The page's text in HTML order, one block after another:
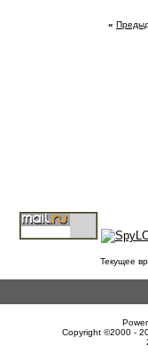
«
Текущее
Copyright ©2000 -